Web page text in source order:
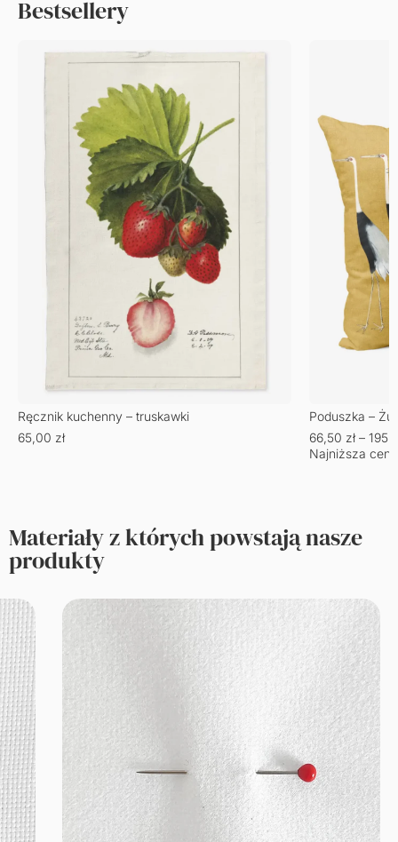
Bestsellery
Ręcznik kuchenny – truskawki
65,00 zł
Poduszka –
66,50 zł –
Najniższa
Materiały z których powstają nasze
produkty